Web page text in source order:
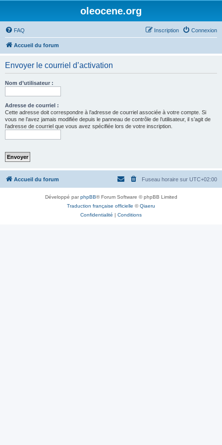
oleocene.org
FAQ Connexion
Inscription
Accueil du forum
Envoyer le courriel d’activation
Nom d’utilisateur :
Adresse de courriel :
Cette adresse doit correspondre à l’adresse de courriel associée à votre compte. Si
vous ne l’avez jamais modifiée depuis le panneau de contrôle de l’utilisateur, il s’agit de
l’adresse de courriel que vous avez spécifiée lors de votre inscription.
Accueil du forum Fuseau horaire sur UTC+02:00
Développé parphpBB® Forum Software © phpBB Limited
Traduction française officielle ©Qiaeru
Confidentialité | Conditions